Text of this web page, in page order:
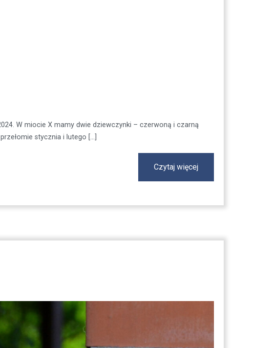
W miocie X mamy dwie dziewczynki – czerwoną i czarną
stycznia i lutego […]
Czytaj więcej